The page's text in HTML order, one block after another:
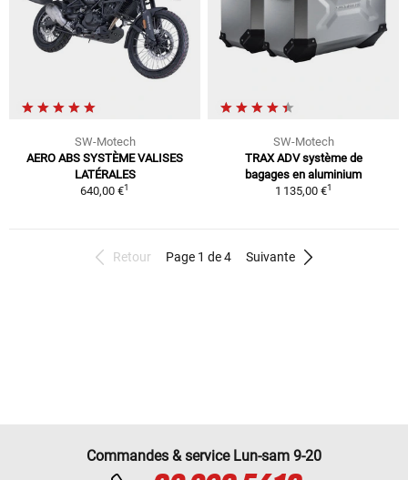
SW-Motech
AERO ABS SYSTÈME VALISES
LATÉRALES
640,00 €1
SW-Motech
TRAX ADV système de
bagages en aluminium
1 135,00 €1
Retour Page 1 de 4 Suivante
Commandes & service Lun-sam 9-20